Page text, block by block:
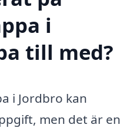
i
till med?
i Jordbro kan
men det är en